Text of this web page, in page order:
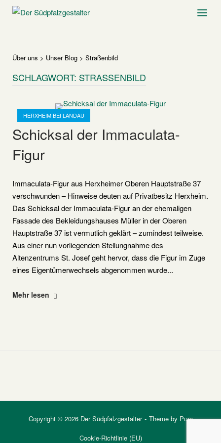
SkipHome Menu
Über uns > Unser Blog > Straßenbild
SCHLAGWORT: STRASSENBILD
HERXHEIM BEI LANDAU
Open post
Schicksal der Immaculata-
Figur
Immaculata-Figur aus Herxheimer Oberen Hauptstraße 37
verschwunden – Hinweise deuten auf Privatbesitz Herxheim.
Das Schicksal der Immaculata-Figur an der ehemaligen
Fassade des Bekleidungshauses Müller in der Oberen
Hauptstraße 37 ist vermutlich geklärt – zumindest teilweise.
Aus einer nun vorliegenden Stellungnahme des
Altenzentrums St. Josef geht hervor, dass die Figur im Zuge
eines Eigentümerwechsels abgenommen wurde...
"Schicksal
Mehr lesen
Copyright © 2026 Der Südpfalzgestalter Theme by Puro
Cookie-Richtlinie (EU)